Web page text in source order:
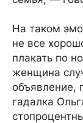
На таком
не все
плакать по
женщина
объявление,
гадалка